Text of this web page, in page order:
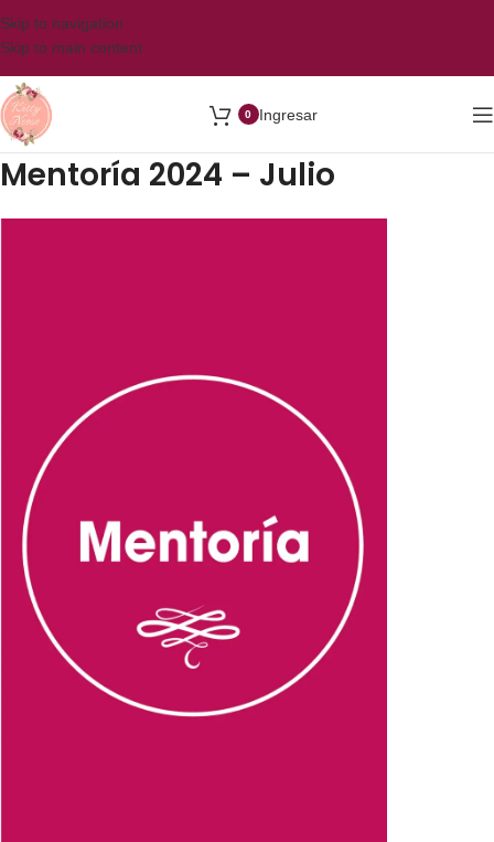
Skip to navigation
Skip to main content
0 Ingresar
Mentorí­a 2024 – Julio